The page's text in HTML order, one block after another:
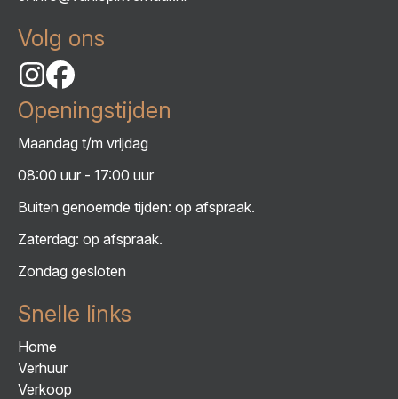
Volg ons
Openingstijden
Maandag t/m vrijdag
08:00 uur - 17:00 uur
Buiten genoemde tijden: op afspraak.
Zaterdag: op afspraak.
Zondag gesloten
Snelle links
Home
Verhuur
Verkoop